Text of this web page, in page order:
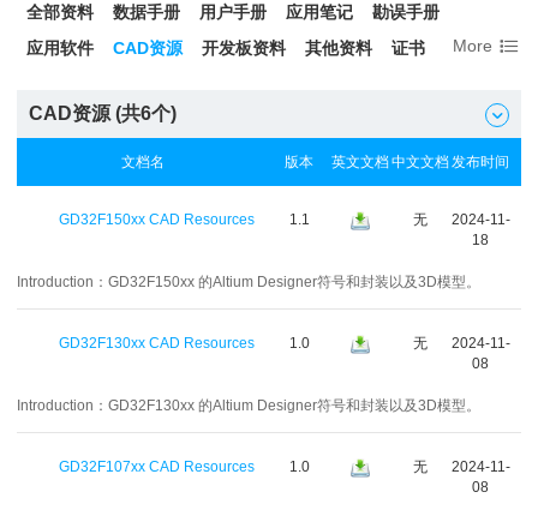
全部资料 数据手册 用户手册 应用笔记
勘误手册
应用软件
CAD资源 开发板资料 其他资料 证书 More 
CAD资源 (共6个) 
文档名 版本 英文文档中文文档发布时间
GD32F150xx CAD Resources 1.1 无
2024-11-
18
Introduction： GD32F150xx 的Altium Designer符号和封装以及3D模型。
GD32F130xx CAD Resources 1.0 无
2024-11-
08
Introduction： GD32F130xx 的Altium Designer符号和封装以及3D模型。
GD32F107xx CAD Resources 1.0 无
2024-11-
08